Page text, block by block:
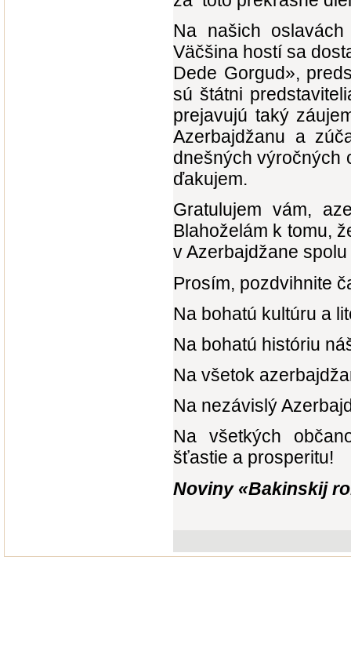
Na našich
Väčšina hostí sa
Dede Gorgud»,
sú štátni
prejavujú taký
Azerbajdžanu a
dnešných výročných
ďakujem.
Gratulujem vám,
Blahoželám k tomu,
v Azerbajdžane
Prosím, pozdvihnite
Na bohatú kultúru a
Na bohatú históriu
Na všetok
Na nezávislý
Na všetkých
šťastie a prosperitu!
Noviny «Bakinskij